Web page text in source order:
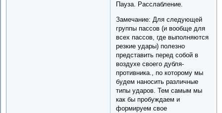
Пауза. Расслабление.
Замечание: Для следующей
группы пассов (и вообще для
всех пассов, где выполняются
резкие удары) полезно
представить перед собой в
воздухе своего дубля-
противника., по которому мы
будем наносить различные
типы ударов. Тем самым мы
как бы пробуждаем и
формируем свое